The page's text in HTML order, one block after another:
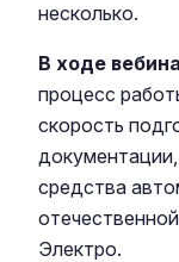
несколько.
В ходе
процесс
скорость
средства
Электро.